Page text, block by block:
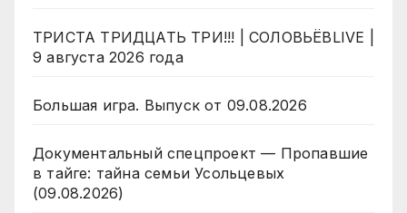
ТРИСТА ТРИДЦАТЬ ТРИ!!! | СОЛОВЬЁВLIVE |
9 августа 2026 года
Большая игра. Выпуск от 09.08.2026
Документальный спецпроект — Пропавшие
в тайге: тайна семьи Усольцевых
(09.08.2026)